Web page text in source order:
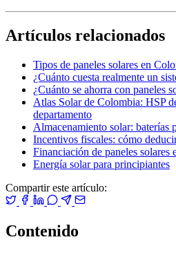
Artículos relacionados
Tipos de paneles solares en
¿Cuánto cuesta realmente un
¿Cuánto se ahorra con paneles
Atlas Solar de Colombia: HSP
departamento
Almacenamiento solar: baterías
Incentivos fiscales: cómo
Financiación de paneles solares
Energía solar para principiantes
Compartir este artículo:
Contenido